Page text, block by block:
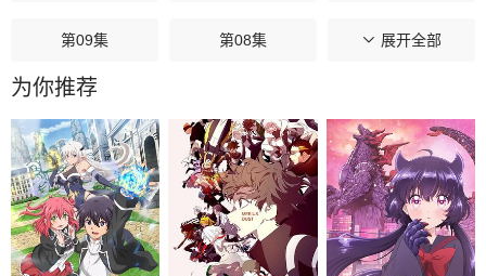
第09集 第08集 第07集
第06集
第03集 第02集 第01集
展开全部
为你推荐